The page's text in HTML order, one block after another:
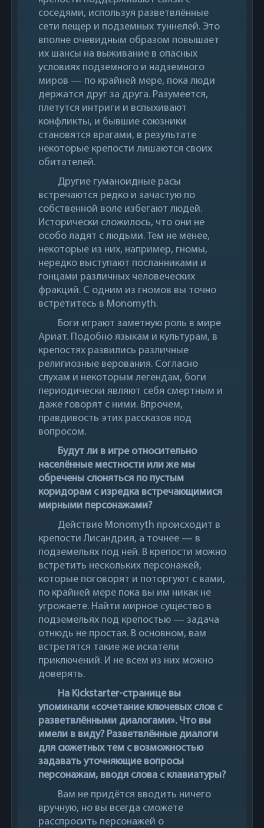
соседями, используя разветвлённые
сети пещер и подземных туннелей. Это
вполне очевидным образом повышает
их шансы на выживание в опасных
условиях подземного и надземного
миров — по крайней мере, пока люди
держатся друг за друга. Разумеется,
плетутся интриги и вспыхивают
конфликты, и бывшие союзники
становятся врагами, в результате
некоторые крепости лишаются своих
обитателей.
Другие гуманоидные расы
встречаются редко и зачастую по
собственной воле избегают людей.
Исторически сложилось, что они не
особо ладят с людьми. Тем не менее,
некоторые из них, например, гномы,
нередко выступают посланниками и
гонцами различных человеческих
фракций. С одним из гномов вы точно
встретитесь в Monomyth.
Боги играют заметную роль в мире
Ариат. Подобно языкам и культурам, в
крепостях развились различные
религиозные верования. Согласно
слухам и некоторым легендам, боги
периодически являют себя смертным и
даже говорят с ними. Впрочем,
правдивость этих рассказов под
вопросом.
Будут ли в игре относительно
населённые местности или же мы
обречены слоняться по пустым
коридорам с изредка встречающимися
мирными персонажами?
Действие Monomyth происходит в
крепости Лисандрия, а точнее — в
подземельях под ней. В крепости можно
встретить нескольких персонажей,
которые поговорят и поторгуют с вами,
по крайней мере пока вы им никак не
угрожаете. Найти мирное существо в
подземельях под крепостью — задача
отнюдь не простая. В основном, вам
встретятся такие же искатели
приключений. И не всем из них можно
доверять.
На Kickstarter-странице вы
упоминали «сочетание ключевых слов с
разветвлёнными диалогами». Что вы
имели в виду? Разветвлённые диалоги
для сюжетных тем с возможностью
задавать уточняющие вопросы
персонажам, вводя слова с клавиатуры?
Вам не придётся вводить ничего
вручную, но вы всегда сможете
расспросить персонажей о